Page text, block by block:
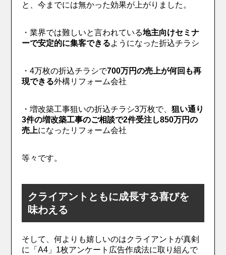
と、今までには無かった効果が上がりました。
・業界では難しいと言われている地主向けセミナ
ーで安定的に集客できるようになった折込チラシ
・4万枚の折込チラシで700万円の売上が何回も再
現できる外構リフォーム会社
・増改築工事狙いの折込チラシ3万枚で、狙い通り
3件の増改築工事のご相談で2件受注し850万円の
売上になったリフォーム会社
等々です。
クライアントともに成長する喜びを
味わえる
そして、何よりも嬉しいのはクライアントが真剣
に「A4」1枚アンケート広告作成法に取り組んで